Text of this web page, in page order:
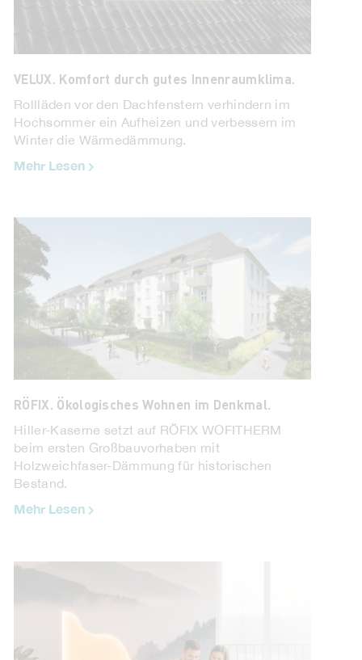
VELUX. Komfort durch gutes Innenraumklima.
Rollläden vor den Dachfenstern verhindern im
Hochsommer ein Aufheizen und verbessern im
Winter die Wärmedämmung.
Mehr Lesen
RÖFIX. Ökologisches Wohnen im Denkmal.
Hiller-Kaserne setzt auf RÖFIX WOFITHERM
beim ersten Großbauvorhaben mit
Holzweichfaser-Dämmung für historischen
Bestand.
Mehr Lesen